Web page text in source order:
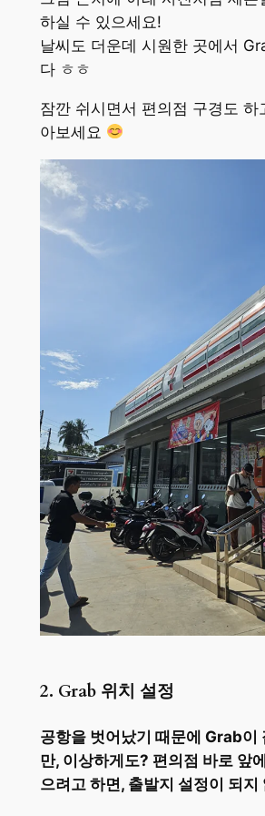
하실 수 있으세요!
날씨도 더운데 시원한 곳에서
다 ㅎㅎ
잠깐 쉬시면서 편의점 구경도 하
아보세요
2. Grab 위치 설정
공항을 벗어났기 때문에 Grab이
만, 이상하게도? 편의점 바로 앞
으려고 하면, 출발지 설정이 되지